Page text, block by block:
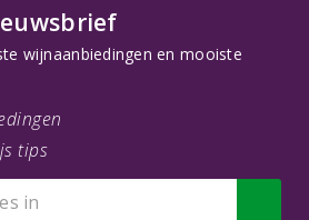
wijnaanbiedingen en mooiste
tips